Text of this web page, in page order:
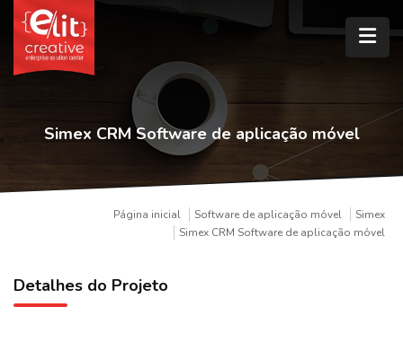
Simex CRM Software de aplicação móvel
Página inicial Software de aplicação móvel
Simex
Simex CRM Software de aplicação móvel
Detalhes do Projeto